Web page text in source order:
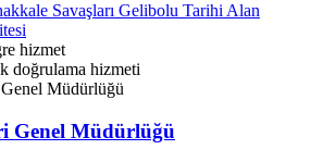
Savaşları Gelibolu Tarihi Alan
hizmet
doğrulama hizmeti
Genel Müdürlüğü